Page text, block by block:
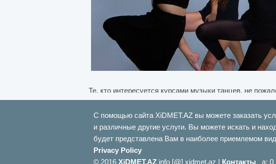
Те, кто интересуется курсами музыки танцев, не
музыки танцев.
Сервис музыкальных курсов
Те, кто ищет какой-либо музыкальный курс, могут
Сайт XiDMET.AZ предлагает вам курсы, которые
преподают: музыкальное чувство, технику игры на
С помощью сайта XiDMET.AZ вы можете заказать
и различные другие услуги. Вы можете искать и
будет представлена ​​Вам в наиболее приемлемом
Privacy Policy
© 2016 XiDMET.AZ info [@] xidmet.az | Контакты a: 0